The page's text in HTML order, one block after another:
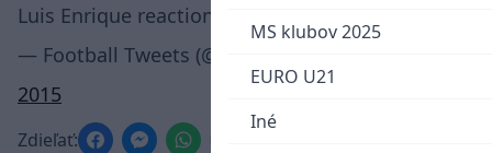
MS klubov 2025
EURO U21
Iné
Luis Enrique reaction:
— Football Tweets (@FutballTweets)
2015
Zdieľať: